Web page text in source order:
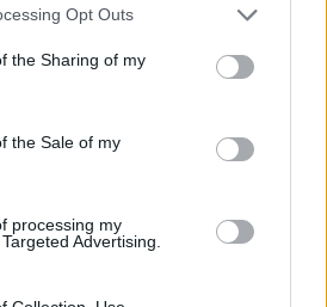
Opt Outs
the Sharing of my
the Sale of my
processing my
Advertising.
ЗА ЗИМАТА 2026/2027
Скандалозна
ВО СРБИЈА:
МАКЕДОНСКИОТ
ВО СРЕДА ЌЕ